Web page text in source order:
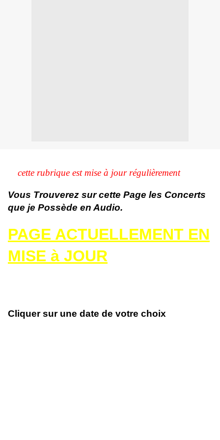
cette rubrique est mise à jour régulièrement
Vous Trouverez sur cette Page les Concerts
que je Possède en Audio.
PAGE ACTUELLEMENT EN
MISE à JOUR
Cliquer sur une date de votre choix